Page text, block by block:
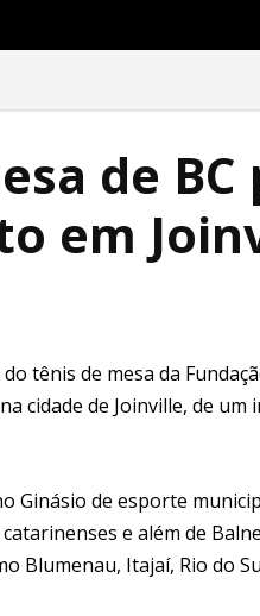
de
em
tênis de mesa da
cidade de Joinville, de
Ginásio de esporte
e além de
Blumenau, Itajaí, Rio do